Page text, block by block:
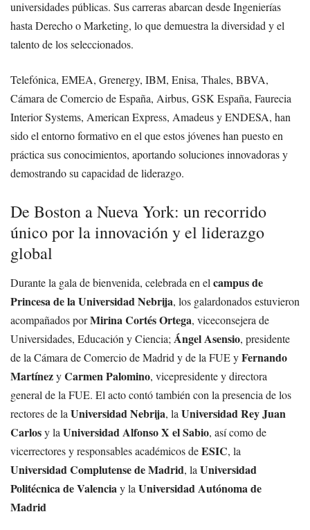
universidades públicas. Sus carreras abarcan desde Ingenierías
hasta Derecho o Marketing, lo que demuestra la diversidad y el
talento de los seleccionados.
Telefónica, EMEA, Grenergy, IBM, Enisa, Thales, BBVA,
Cámara de Comercio de España, Airbus, GSK España, Faurecia
Interior Systems, American Express, Amadeus y ENDESA, han
sido el entorno formativo en el que estos jóvenes han puesto en
práctica sus conocimientos, aportando soluciones innovadoras y
demostrando su capacidad de liderazgo.
De Boston a Nueva York: un recorrido
único por la innovación y el liderazgo
global
Durante la gala de bienvenida, celebrada en el campus de
Princesa de la Universidad Nebrija, los galardonados estuvieron
acompañados porMirina Cortés Ortega, viceconsejera de
Universidades, Educación y Ciencia; Ángel Asensio, presidente
de la Cámara de Comercio de Madrid y de la FUE yFernando
MartínezyCarmen Palomino, vicepresidente y directora
general de la FUE. El acto contó también con la presencia de los
rectores de la Universidad Nebrija, la Universidad Rey Juan
Carlosy la Universidad Alfonso X el Sabio, así como de
vicerrectores y responsables académicos deESIC, la
Universidad Complutense de Madrid, la Universidad
Politécnica de Valencia y la Universidad Autónoma de
Madrid